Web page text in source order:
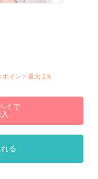
イント還元:1％
イで
る